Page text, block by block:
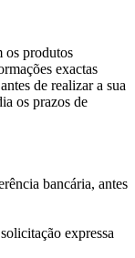
os produtos
exactas
de realizar a sua
os prazos de
bancária, antes
expressa